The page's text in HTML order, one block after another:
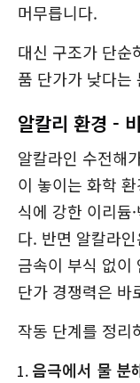
머무릅니다.
대신 구조가 단순
품 단가가 낮다는
알칼리 환경 -
알칼라인 수전해
이 놓이는 화학
식에 강한 이리듐
다. 반면 알칼라
금속이 부식 없이
단가 경쟁력은 바
작동 단계를 정리
음극에서 물 분